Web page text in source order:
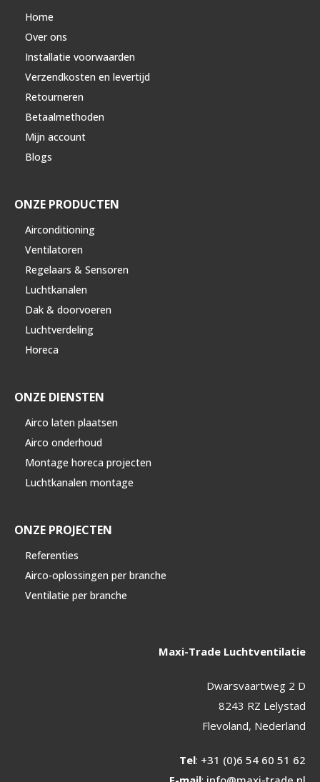
Home
Over ons
Installatie voorwaarden
Verzendkosten en levertijd
Retourneren
Betaalmethoden
Mijn account
Blogs
ONZE PRODUCTEN
Airconditioning
Ventilatoren
Regelaars & Sensoren
Luchtkanalen
Dak & doorvoeren
Luchtverdeling
Horeca
ONZE DIENSTEN
Airco laten plaatsen
Airco onderhoud
Montage horeca projecten
Luchtkanalen montage
ONZE PROJECTEN
Referenties
Airco-oplossingen per branche
Ventilatie per branche
Maxi-Trade Luchtventilatie
Dwarsvaartweg 2 D
8243 RZ Lelystad
Flevoland, Nederland
Tel: +31 (0)6 54 60 51 62